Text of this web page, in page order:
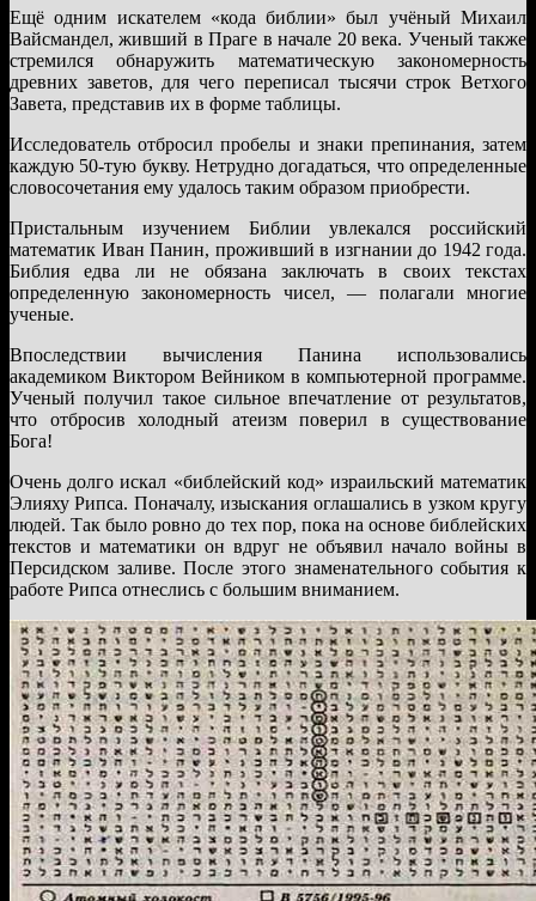
Ещё одним искателем «кода библии» был учёный Михаил
Вайсмандел, живший в Праге в начале 20 века. Ученый также
стремился обнаружить математическую закономерность
древних заветов, для чего переписал тысячи строк Ветхого
Завета, представив их в форме таблицы.
Исследователь отбросил пробелы и знаки препинания, затем
каждую 50-тую букву. Нетрудно догадаться, что определенные
словосочетания ему удалось таким образом приобрести.
Пристальным изучением Библии увлекался российский
математик Иван Панин, проживший в изгнании до 1942 года.
Библия едва ли не обязана заключать в своих текстах
определенную закономерность чисел, — полагали многие
ученые.
Впоследствии вычисления Панина использовались
академиком Виктором Вейником в компьютерной программе.
Ученый получил такое сильное впечатление от результатов,
что отбросив холодный атеизм поверил в существование
Бога!
Очень долго искал «библейский код» израильский математик
Элияху Рипса. Поначалу, изыскания оглашались в узком кругу
людей. Так было ровно до тех пор, пока на основе библейских
текстов и математики он вдруг не объявил начало войны в
Персидском заливе. После этого знаменательного события к
работе Рипса отнеслись с большим вниманием.